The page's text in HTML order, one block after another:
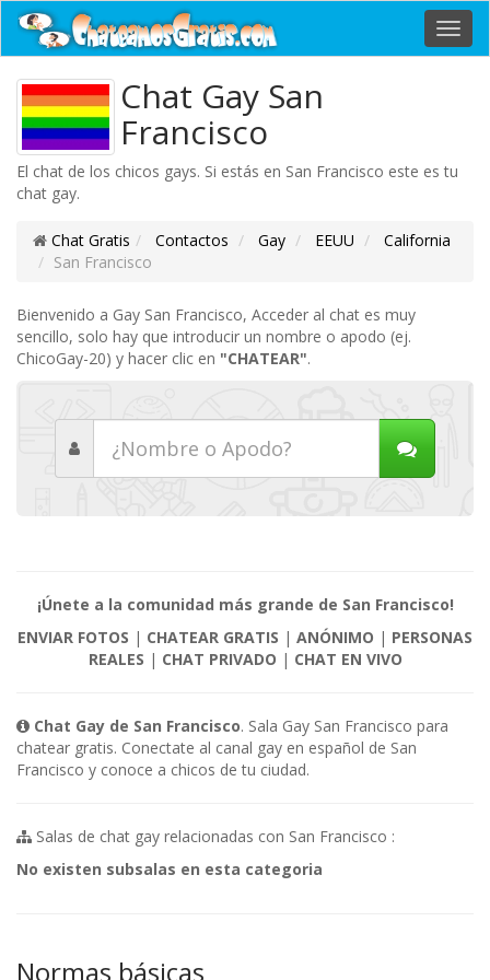
Chat Gay San
Francisco
El chat de los chicos gays. Si estás en San Francisco este es tu
chat gay.
Chat Gratis Contactos Gay EEUU
California
San Francisco
Bienvenido a Gay San Francisco, Acceder al chat es muy
sencillo, solo hay que introducir un nombre o apodo (ej.
ChicoGay-20) y hacer clic en "CHATEAR".
¡Únete a la comunidad más grande de San Francisco!
ENVIAR FOTOS | CHATEAR GRATIS | ANÓNIMO | PERSONAS
REALES | CHAT PRIVADO | CHAT EN VIVO
Chat Gay de San Francisco. Sala Gay San Francisco para
chatear gratis. Conectate al canal gay en español de San
Francisco y conoce a chicos de tu ciudad.
Salas de chat gay relacionadas con San Francisco :
No existen subsalas en esta categoria
Normas básicas